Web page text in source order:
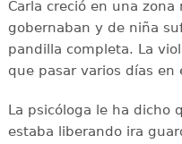
Carla creció en una
gobernaban y de niña
pandilla completa. La
que pasar varios días en
La psicóloga le ha dicho
estaba liberando ira